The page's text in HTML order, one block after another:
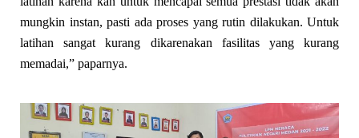
mungkin instan, pasti ada proses yang rutin dilakukan. Untuk
latihan sangat kurang dikarenakan fasilitas yang kurang
memadai,” paparnya.